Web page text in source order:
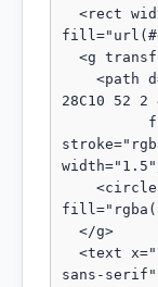
28C10 52 2
sans-